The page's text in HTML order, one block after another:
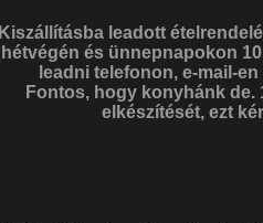
Kiszállításba leadott
hétvégén és ünnepnapokon
leadni telefonon, e-mail-
Fontos, hogy konyhánk de.
elkészítését, ezt